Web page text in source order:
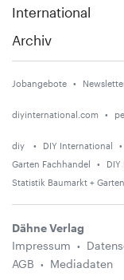
International
Archiv
Jobangebote
diyinternational.com
diy DIY International
Garten Fachhandel
Statistik Baumarkt + Garten
Dähne Verlag
Impressum
AGB
Mediadaten